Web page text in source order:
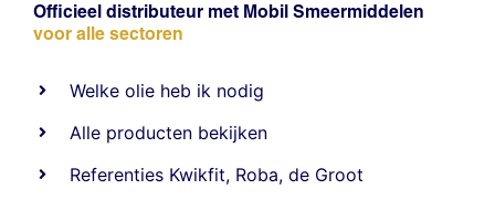
Officieel distributeur met Mobil Smeermiddelen
voor alle sectoren
Welke olie heb ik nodig
Alle producten bekijken
Referenties Kwikfit, Roba,de Groot